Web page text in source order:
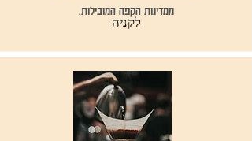
ממדינות הקפה המובילות.
לקניה